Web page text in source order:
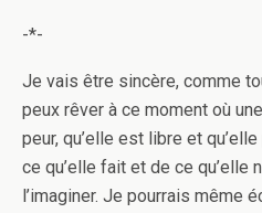
-*-
Je vais être sincère, comme
peux rêver à ce moment où
peur, qu’elle est libre et
ce qu’elle fait et de ce qu’elle
l’imaginer. Je pourrais même